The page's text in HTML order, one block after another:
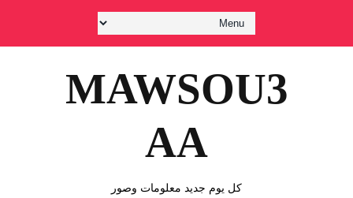
MAWSOU3
AA
كل يوم جديد معلومات وصور